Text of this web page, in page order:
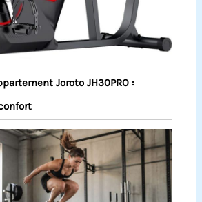
Joroto JH30PRO :